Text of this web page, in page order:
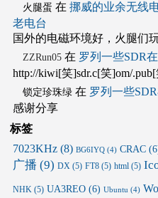
火腿蛋 在 挪威的业余无线
老电台
国外的电磁环境好，火腿们
ZZRun05在 罗列一些SDR
http://kiwi[笑]sdr.c[笑]om/
锁定珍珠绿在 罗列一些
感谢分享
标签
7023KHz(8) BG6IYQ(4) CRAC
广播 (9) DX(5) FT8(5) html(5)
NHK(5) UA3REO(6) Ubuntu (4)